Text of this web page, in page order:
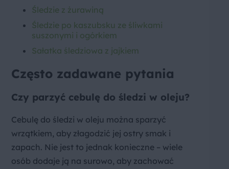
Śledzie z żurawiną
Śledzie po kaszubsku ze śliwkami
suszonymi i ogórkiem
Sałatka śledziowa z jajkiem
Często zadawane pytania
Czy parzyć cebulę do śledzi w oleju?
Cebulę do śledzi w oleju można sparzyć
wrzątkiem, aby złagodzić jej ostry smak i
zapach. Nie jest to jednak konieczne – wiele
osób dodaje ją na surowo, aby zachować